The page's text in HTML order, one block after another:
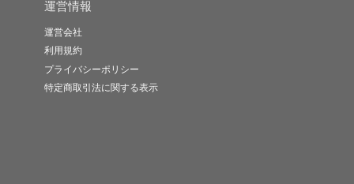
運営情報
運営会社
利用規約
プライバシーポリシー
特定商取引法に関する表示